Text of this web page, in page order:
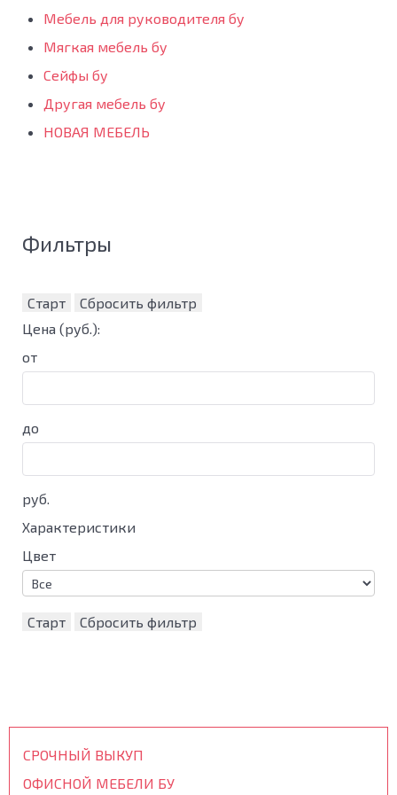
Мебель для руководителя бу
Мягкая мебель бу
Сейфы бу
Другая мебель бу
НОВАЯ МЕБЕЛЬ
Фильтры
Старт
Сбросить фильтр
Цена (руб.):
от
до
руб.
Характеристики
Цвет
Старт Сбросить фильтр
СРОЧНЫЙ ВЫКУП
ОФИСНОЙ МЕБЕЛИ БУ